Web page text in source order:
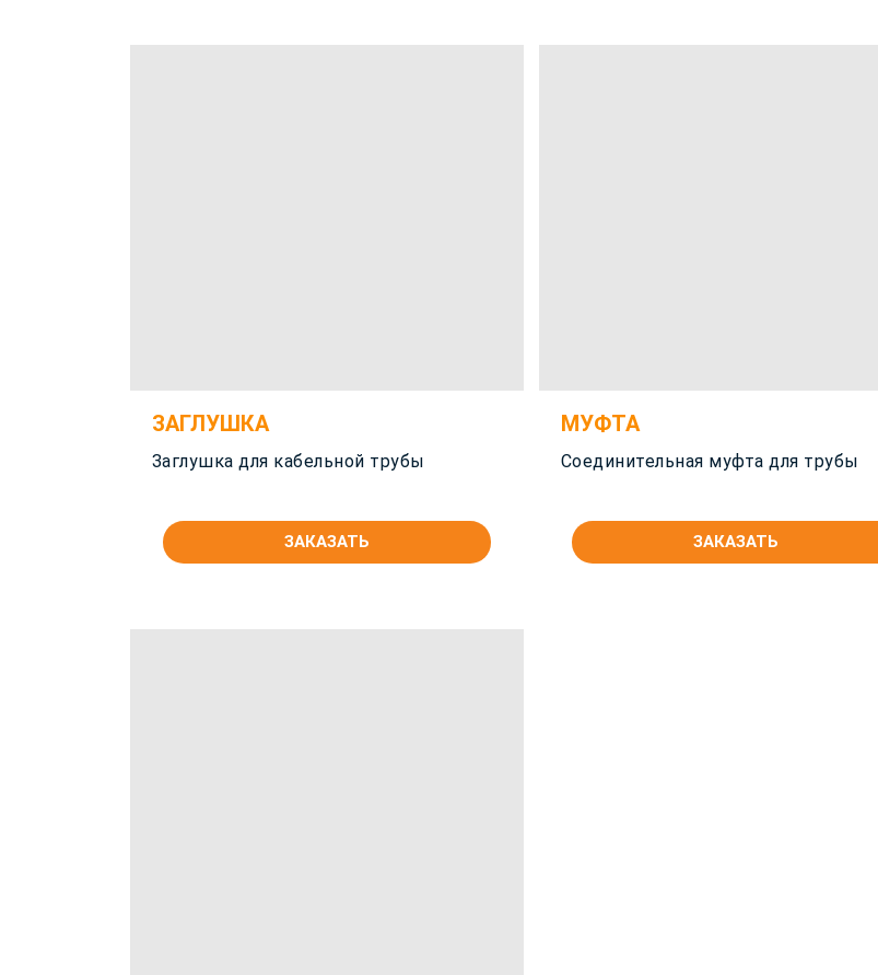
ЗАГЛУШКА
Заглушка для кабельной трубы
ЗАКАЗАТЬ
МУФТА
Соединительная муфта для трубы
ЗАКАЗАТЬ